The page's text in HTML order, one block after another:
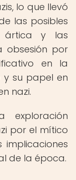
lo que llevó
las posibles
ártica y las
obsesión por
en la
su papel en
nazi.
exploración
por el mítico
implicaciones
de la época.